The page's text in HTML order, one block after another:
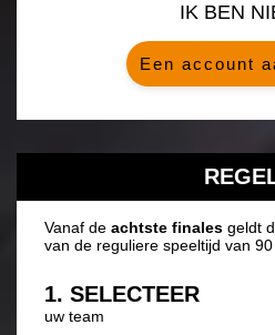
IK BEN
Een account
Vanaf de achtste finales geldt
van de reguliere speeltijd van 90
1. SELECTEER
uw team